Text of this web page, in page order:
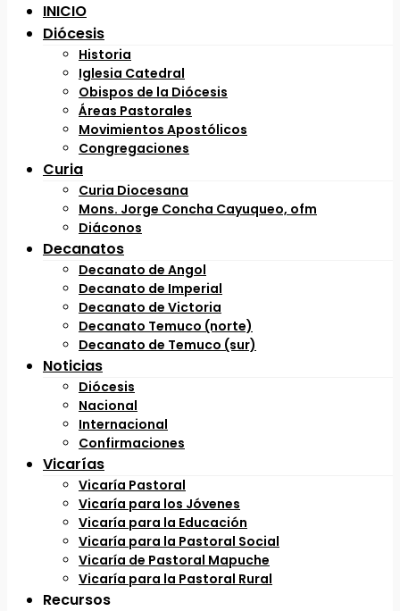
INICIO
Diócesis
Historia
Iglesia Catedral
Obispos de la Diócesis
Áreas Pastorales
Movimientos Apostólicos
Congregaciones
Curia
Curia Diocesana
Mons. Jorge Concha Cayuqueo, ofm
Diáconos
Decanatos
Decanato de Angol
Decanato de Imperial
Decanato de Victoria
Decanato Temuco (norte)
Decanato de Temuco (sur)
Noticias
Diócesis
Nacional
Internacional
Confirmaciones
Vicarías
Vicaría Pastoral
Vicaría para los Jóvenes
Vicaría para la Educación
Vicaría para la Pastoral Social
Vicaría de Pastoral Mapuche
Vicaría para la Pastoral Rural
Recursos